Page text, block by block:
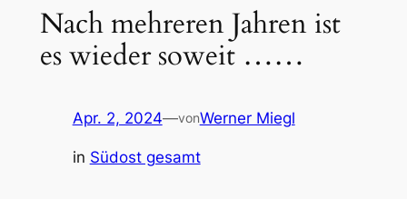
Nach mehreren Jahren ist
es wieder soweit ……
Apr. 2, 2024—vonWerner Miegl
in Südost gesamt